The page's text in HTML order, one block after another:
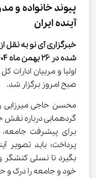
پیوند خانواده و
آینده ایران
خبرگزاری آی نو به نقل
شده در 26
بهمنماه 1404)
صبح امروز برگزار شد.
محسن حاجی میرزایی
گردهمایی درباره نقش
پرداخت؛ باید تصویر
بگیرد تا نسلی کنشگر
خود و جامعه را درک و